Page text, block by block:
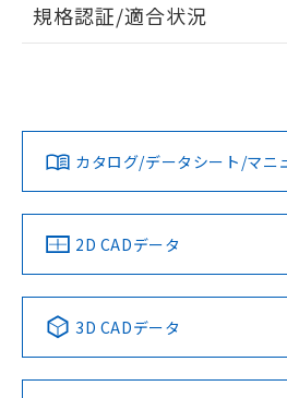
ログイン/会員
ダウンロードデータをご利用いただ
みください。
ソフトウェアの使用条件
EU RoHS 注意事項・凡例
対応済み
中国 RoHS 注意事項・凡例
Pb Hg
規格認証/適合状況
LR型式承認
（イギリス
船舶規格）
DNV型式承認
（ノルウェー
No No
この製品の規
その他の認証はこちらのペ
カタログ/データシート/マニ
2D CADデータ
3D CADデータ